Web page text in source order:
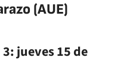
(AUE)
jueves 15 de